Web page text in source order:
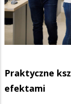
Praktyczne
efektami